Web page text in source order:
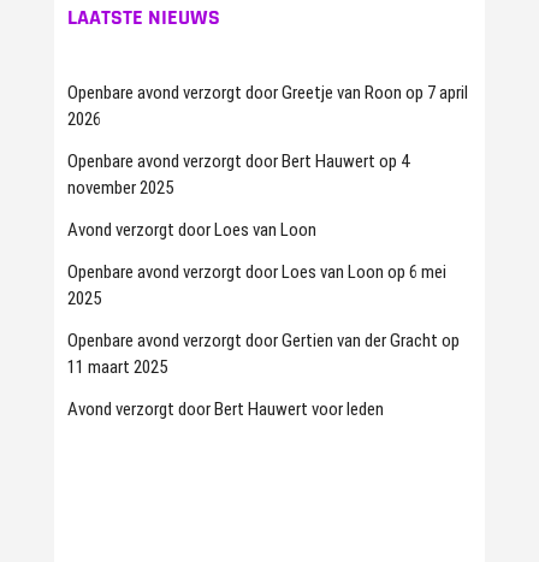
LAATSTE NIEUWS
Openbare avond verzorgt door Greetje van Roon op 7 april
2026
Openbare avond verzorgt door Bert Hauwert op 4
november 2025
Avond verzorgt door Loes van Loon
Openbare avond verzorgt door Loes van Loon op 6 mei
2025
Openbare avond verzorgt door Gertien van der Gracht op
11 maart 2025
Avond verzorgt door Bert Hauwert voor leden